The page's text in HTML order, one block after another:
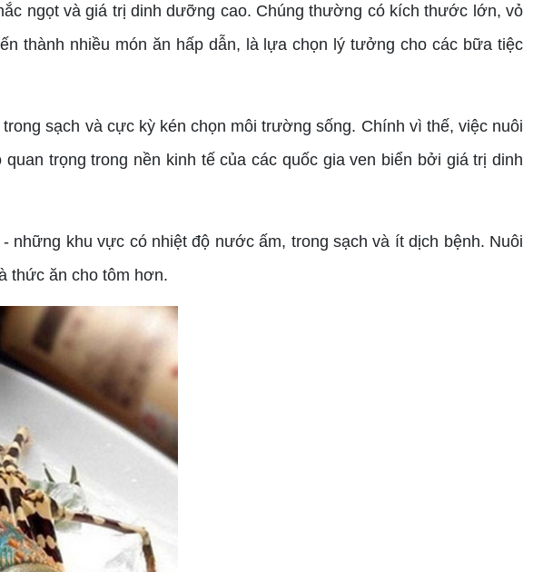
ngọt và giá trị dinh dưỡng cao. Chúng thường có kích thước lớn, vỏ
thành nhiều món ăn hấp dẫn, là lựa chọn lý tưởng cho các bữa tiệc
sạch và cực kỳ kén chọn môi trường sống. Chính vì thế, việc nuôi
trọng trong nền kinh tế của các quốc gia ven biển bởi giá trị dinh
khu vực có nhiệt độ nước ấm, trong sạch và ít dịch bệnh. Nuôi
thức ăn cho tôm hơn.